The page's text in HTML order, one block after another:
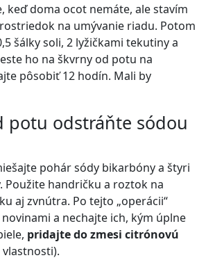
keď doma ocot nemáte, ale stavím
na umývanie riadu. Potom
šálky soli, 2 lyžičkami tekutiny a
ho na škvrny od potu na
pôsobiť 12 hodín. Mali by
potu odstráňte sódou
pohár sódy bikarbóny a štyri
Použite handričku a roztok na
aj zvnútra. Po tejto „operácii“
a nechajte ich, kým úplne
pridajte do zmesi citrónovú